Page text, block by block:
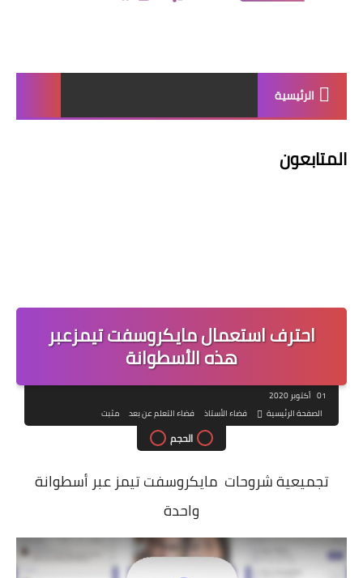
الرئيسية
المتابعون
احترف استعمال مايكروسفت تيمزعبر
هذه الأسطوانة
01 أكتوبر 2020
الصفحة الرئيسية
فضاء الأستاذ فضاء التعلم عن بعد مثبت
الحجم
تجميعية شروحات مايكروسفت تيمز عبر أسطوانة
واحدة